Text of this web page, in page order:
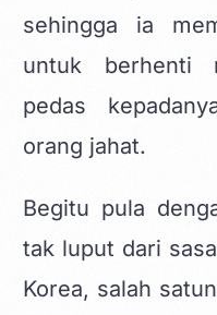
sehingga ia
untuk berhenti
pedas
orang jahat.
Begitu pula
tak luput dari
Korea, salah